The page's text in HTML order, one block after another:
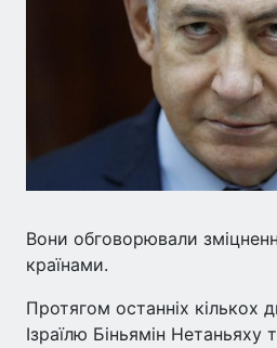
Вони обговорювали
країнами.
Протягом останніх кількох
Ізраїлю Біньямін Нетаньяху